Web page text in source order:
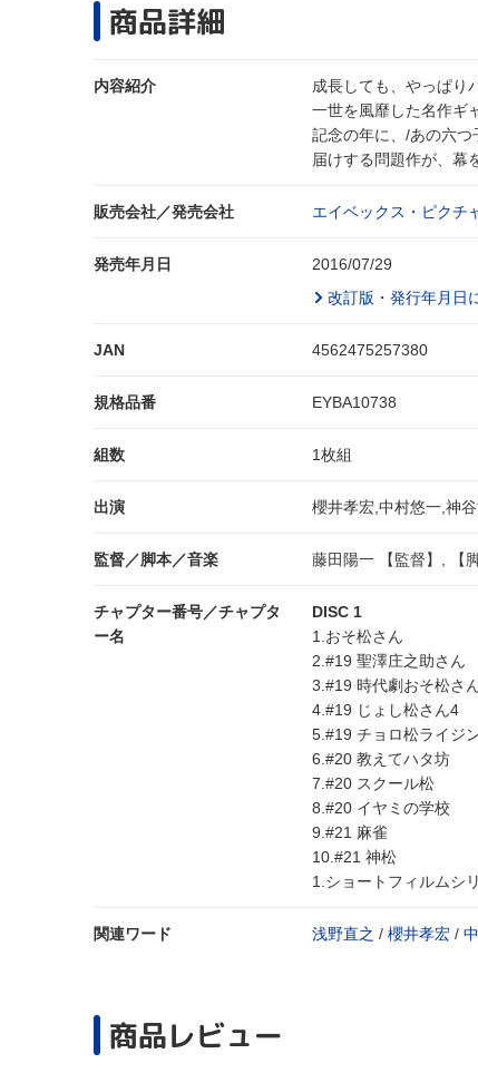
商品詳細
内容紹介
成長しても、やっぱ
一世を風靡した名作ギ
記念の年に、/あの六
届けする問題作が、幕
販売会社／発売会社 エイベックス・ピクチ
発売年月日
2016/07/29
改訂版・発行年月日
JAN 4562475257380
規格品番 EYBA10738
組数 1枚組
出演 櫻井孝宏,中村悠一,神
監督／脚本／音楽 藤田陽一 【監督】, 【
チャプター番号／チャプタ
ー名
DISC 1
1.おそ松さん
2.#19 聖澤庄之助さん
3.#19 時代劇おそ松さ
4.#19 じょし松さん4
5.#19 チョロ松ライジ
6.#20 教えてハタ坊
7.#20 スクール松
8.#20 イヤミの学校
9.#21 麻雀
10.#21 神松
1.ショートフィルムシ
関連ワード 浅野直之 / 櫻井孝宏 /
商品レビュー